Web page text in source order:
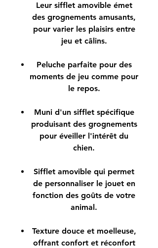
Leur sifflet amovible émet
des grognements amusants,
pour varier les plaisirs entre
jeu et câlins.
Peluche parfaite pour des
moments de jeu comme pour
le repos.
Muni d'un sifflet spécifique
produisant des grognements
pour éveiller l'intérêt du
chien.
Sifflet amovible qui permet
de personnaliser le jouet en
fonction des goûts de votre
animal.
Texture douce et moelleuse,
offrant confort et réconfort